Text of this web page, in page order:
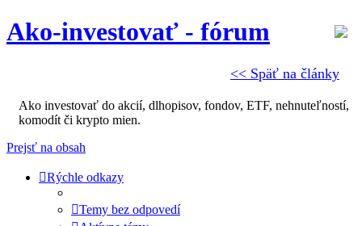
<< Späť na články
Ako-investovať - fórum
Ako investovať do akcií, dlhopisov, fondov, ETF, nehnuteľností,
komodít či krypto mien.
Prejsť na obsah
Rýchle odkazy
Temy bez odpovedí